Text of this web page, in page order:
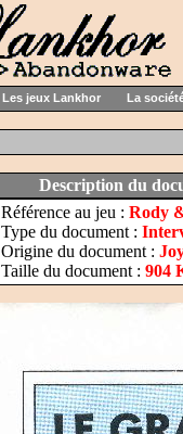
Les jeux Lankhor La
Description du
Référence au jeu : Rody
Type du document :
Origine du document :
Taille du document : 904